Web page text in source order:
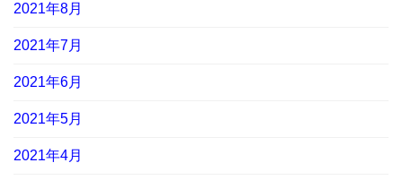
2021年8月
2021年7月
2021年6月
2021年5月
2021年4月